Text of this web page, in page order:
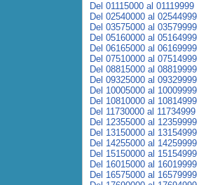
Del 01115000 al 01119999
Del 02540000 al 02544999
Del 03575000 al 03579999
Del 05160000 al 05164999
Del 06165000 al 06169999
Del 07510000 al 07514999
Del 08815000 al 08819999
Del 09325000 al 09329999
Del 10005000 al 10009999
Del 10810000 al 10814999
Del 11730000 al 11734999
Del 12355000 al 12359999
Del 13150000 al 13154999
Del 14255000 al 14259999
Del 15150000 al 15154999
Del 16015000 al 16019999
Del 16575000 al 16579999